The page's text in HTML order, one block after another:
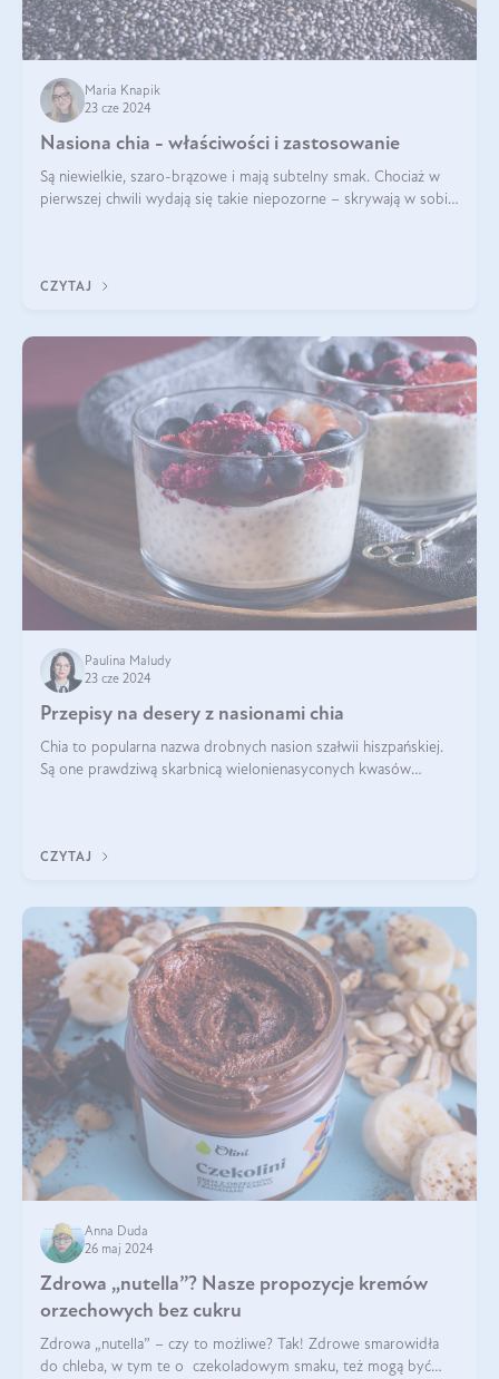
Maria Knapik
23 cze 2024
Nasiona chia - właściwości i zastosowanie
Są niewielkie, szaro-brązowe i mają subtelny smak. Chociaż w
pierwszej chwili wydają się takie niepozorne – skrywają w sobie
CZYTAJ
Paulina Maludy
23 cze 2024
Przepisy na desery z nasionami chia
Chia to popularna nazwa drobnych nasion szałwii hiszpańskiej.
Są one prawdziwą skarbnicą wielonienasyconych kwasów
CZYTAJ
Anna Duda
26 maj 2024
Zdrowa „nutella”? Nasze propozycje kremów
orzechowych bez cukru
Zdrowa „nutella” – czy to możliwe? Tak! Zdrowe smarowidła
do chleba, w tym te o czekoladowym smaku, też mogą być